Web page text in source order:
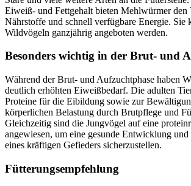
Eiweiß- und Fettgehalt bieten Mehlwürmer
Nährstoffe und schnell verfügbare Energie. Sie
Wildvögeln ganzjährig angeboten werden.
Besonders wichtig in der Brut- und
Während der Brut- und Aufzuchtphase haben
deutlich erhöhten Eiweißbedarf. Die adulten
Proteine für die Eibildung sowie zur
körperlichen Belastung durch Brutpflege und
Gleichzeitig sind die Jungvögel auf eine
angewiesen, um eine gesunde Entwicklung
eines kräftigen Gefieders sicherzustellen.
Fütterungsempfehlung